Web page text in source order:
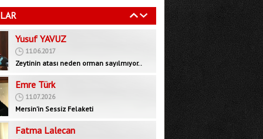
değil Sevr’e imza
atıyorsunuz"
11.06.2017
Zeytinin atası neden orman sayılmıyor..
Emre Türk
11.07.2026
Mersin’in Sessiz Felaketi
Fatma Lalecan
11.09.2025
Neyin Çivisi
Ramazan KARA